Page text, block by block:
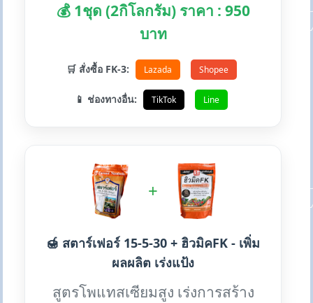
💰 1ชุด (2กิโลกรัม) ราคา : 950
บาท
🛒 สั่งซื้อ FK-3: Lazada Shopee
📱 ช่องทางอื่น: TikTok Line
+
🍯 สตาร์เฟอร์ 15-5-30 + ฮิวมิคFK - เพิ่ม
ผลผลิต เร่งแป้ง
สูตรโพแทสเซียมสูง เร่งการสร้าง